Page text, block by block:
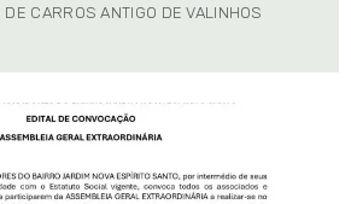
CARROS ANTIGO DE VALINHOS